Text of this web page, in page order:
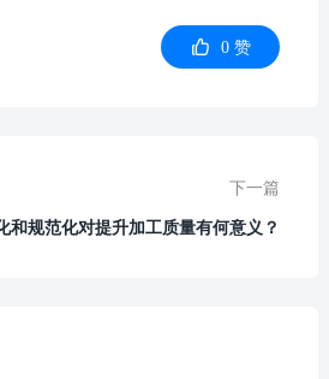
 0 赞
下一篇
和规范化对提升加工质量有何意义？